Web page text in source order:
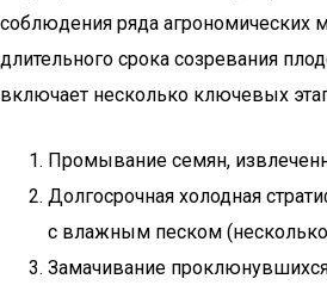
соблюдения ряда агрономических
длительного срока созревания
включает несколько ключевых
Промывание семян,
Долгосрочная холодная
с влажным песком
Замачивание